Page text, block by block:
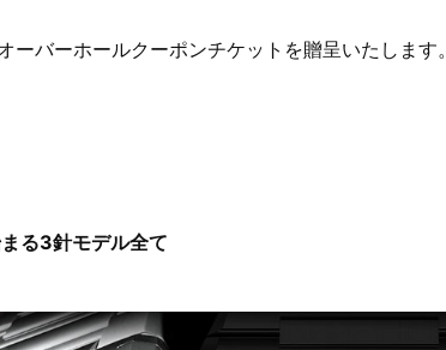
バーホールクーポンチケットを贈呈いたします。
る3針モデル全て